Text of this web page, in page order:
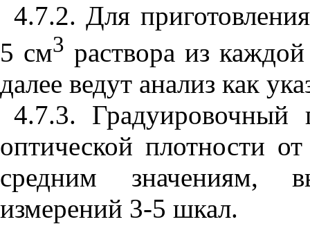
4.7.2. Для
5 см3 раствора из
далее ведут анализ как
4.7.3. Градуировочный
оптической плотности
средним значениям,
измерений 3-5 шкал.